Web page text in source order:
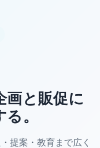
画と販促に
。
提案・教育まで広く